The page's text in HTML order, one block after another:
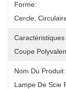
Forme:
Cercle,
Coupe
Nom Du Produit:
Lampe De Scie